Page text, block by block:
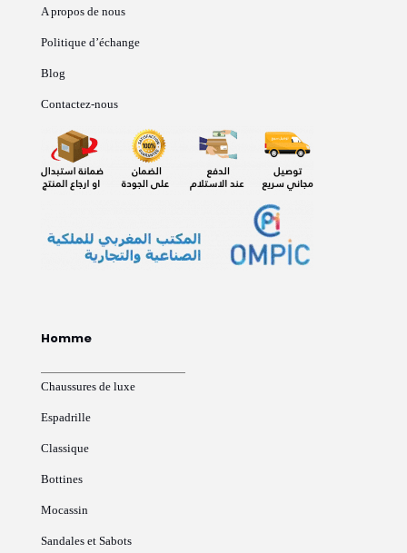
A propos de nous
Politique d’échange
Blog
Contactez-nous
Homme
Chaussures de luxe
Espadrille
Classique
Bottines
Mocassin
Sandales et Sabots